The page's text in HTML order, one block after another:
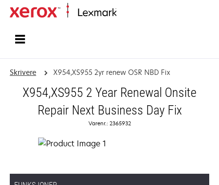
Skrivere X954,XS955 2yr renew OSR NBD Fix
X954,XS955 2 Year Renewal Onsite
Repair Next Business Day Fix
Varenr.: 2365932